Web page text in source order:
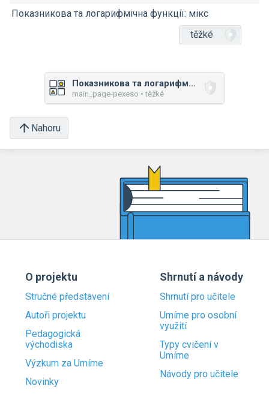
Показникова та логарифмічна функції: мікс
těžké
Показникова та логарифмічна функції: мікс
main_page-pexeso • těžké
Nahoru
O projektu
Stručné představení
Autoři projektu
Pedagogická
východiska
Výzkum za Umíme
Novinky
Shrnutí a návody
Shrnutí pro učitele
Umíme pro osobní
využití
Typy cvičení v
Umíme
Návody pro učitele